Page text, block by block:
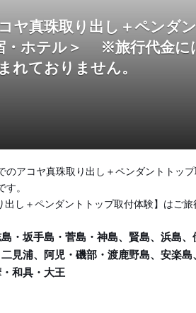
ヤ真珠取り出し＋ペンダ
ホテル＞ ※旅行代金に
れておりません。
のアコヤ真珠取り出し＋ペンダントトップ
。
し＋ペンダントトップ取付体験】はご旅
・坂手島・菅島・神島、賢島、浜島、
見浦、阿児・磯部・渡鹿野島、安楽島、
和具・大王